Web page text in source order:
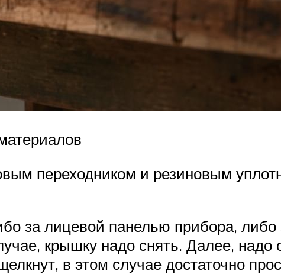
переходником и резиновым
за лицевой панелью прибора,
крышку надо снять. Далее,
в этом случае достаточно